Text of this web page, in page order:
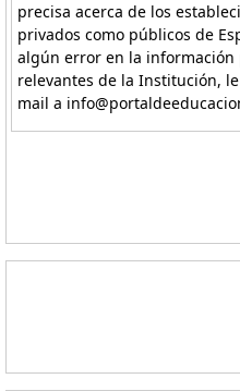
precisa acerca de los
privados como públicos de
algún error en la información
relevantes de la Institución,
mail a